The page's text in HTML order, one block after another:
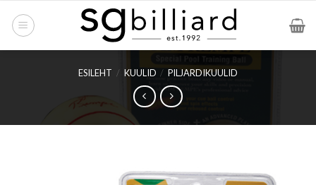
ESILEHT / KUULID / PILJARDIKUULID